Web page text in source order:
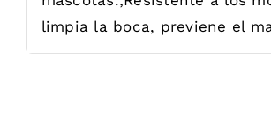
limpia la boca, previene el